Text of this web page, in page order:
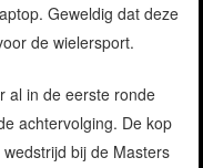
Geweldig dat deze
de wielersport.
al in de eerste ronde
achtervolging. De kop
bij de Masters